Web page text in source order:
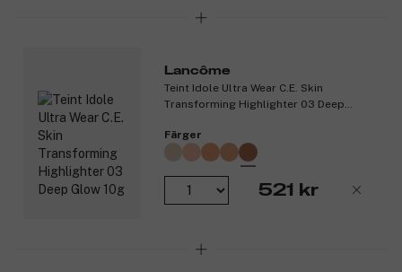
Lancôme
Teint Idole Ultra Wear C.E. Skin
Transforming Highlighter 03 Deep
Färger
521 kr